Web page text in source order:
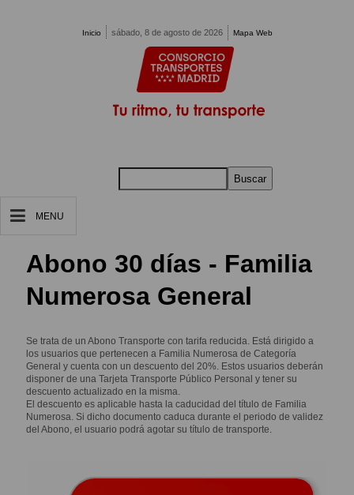
Inicio sábado, 8 de agosto de 2026 Mapa Web
Buscar
MENU
Abono 30 días - Familia
Numerosa General
Se trata de un Abono Transporte con tarifa reducida. Está dirigido a
los usuarios que pertenecen a Familia Numerosa de Categoría
General y cuenta con un descuento del 20%. Estos usuarios deberán
disponer de una Tarjeta Transporte Público Personal y tener su
descuento actualizado en la misma.
El descuento es aplicable hasta la caducidad del título de Familia
Numerosa. Si dicho documento caduca durante el periodo de validez
del Abono, el usuario podrá agotar su título de transporte.